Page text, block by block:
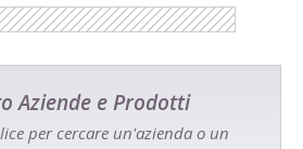
Aziende e Prodotti
per cercare un'azienda o un